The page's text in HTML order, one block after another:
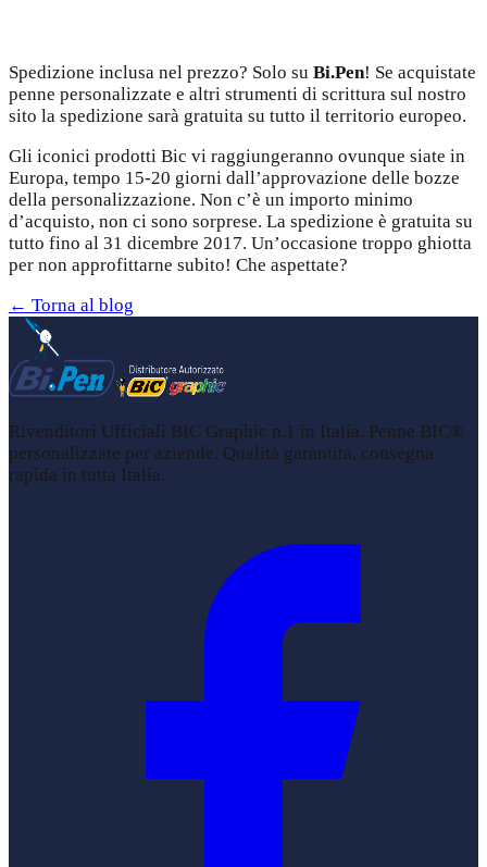
Spedizione inclusa nel prezzo? Solo su Bi.Pen! Se acquistate
penne personalizzate e altri strumenti di scrittura sul nostro
sito la spedizione sarà gratuita su tutto il territorio europeo.
Gli iconici prodotti Bic vi raggiungeranno ovunque siate in
Europa, tempo 15-20 giorni dall’approvazione delle bozze
della personalizzazione. Non c’è un importo minimo
d’acquisto, non ci sono sorprese. La spedizione è gratuita su
tutto fino al 31 dicembre 2017. Un’occasione troppo ghiotta
per non approfittarne subito! Che aspettate?
← Torna al blog
Rivenditori Ufficiali BIC Graphic n.1 in Italia. Penne BIC®
personalizzate per aziende. Qualità garantita, consegna
rapida in tutta Italia.